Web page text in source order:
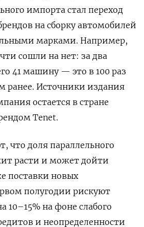
импорта стал переход
на сборку автомобилей
марками. Например,
сошли на нет: за два
41 машину — это в 100 раз
ранее. Источники издания
остается в стране
Tenet.
что доля параллельного
расти и может дойти
поставки новых
полугодии рискуют
10–15% на фоне слабого
и неопределенности